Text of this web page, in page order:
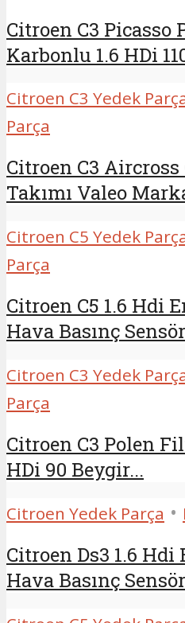
Citroen C3 Picasso
Karbonlu 1.6 HDi
Citroen C3 Yedek
Parça
Citroen C3
Takımı Valeo
Citroen C5 Yedek
Parça
Citroen C5 1.6 Hdi
Hava Basınç
Citroen C3 Yedek
Parça
Citroen C3 Polen
HDi 90 Beygir...
Citroen Yedek Parça •
Citroen Ds3 1.6
Hava Basınç